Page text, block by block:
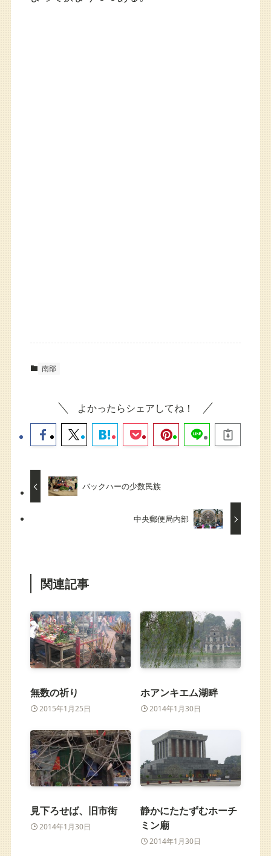
南部
よかったらシェアしてね！
バックハーの少数民族
中央郵便局内部
関連記事
無数の祈り
2015年1月25日
ホアンキエム湖畔
2014年1月30日
見下ろせば、旧市街
2014年1月30日
静かにたたずむホーチ
ミン廟
2014年1月30日